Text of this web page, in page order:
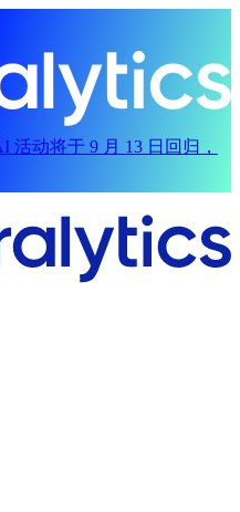
活动将于 9 月 13 日回归，